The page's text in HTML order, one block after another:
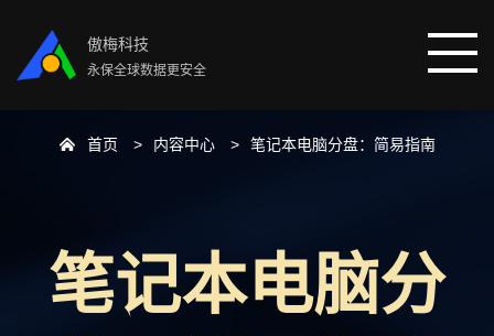
傲梅科技
永保全球数据更安全
首页
数据恢复
首页 内容中心 笔记本电脑分盘：简易指南
笔记本电脑分